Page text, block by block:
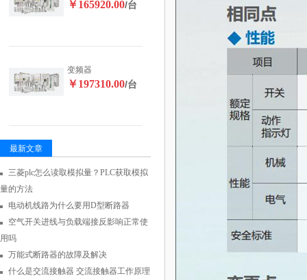
￥165920.00/台
变频器
￥197310.00/台
最新文章
三菱plc怎么读取模拟量？PLC获取模拟
量的方法
电动机线路为什么要用D型断路器
空气开关进线与负载端接反影响正常使
用吗
万能式断路器的故障及解决
什么是交流接触器 交流接触器工作原理